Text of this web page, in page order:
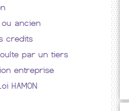
ancien
credits
par un tiers
entreprise
HAMON